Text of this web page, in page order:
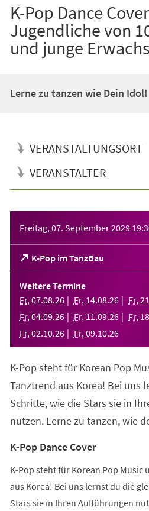
K-Pop Dance
Jugendliche von
und junge
Lerne zu tanzen wie Dein Idol!
VERANSTALTUNGSORT
VERANSTALTER
Freitag, 07. September 2029
K-Pop im TanzBau
(Öffnet
in
einem
neuen
Tab)
Weitere Termine
Fr, 07.08.26 Fr, 14.08.26 Fr, 21
Fr, 04.09.26 Fr, 11 .09.26 Fr, 18
Fr, 02.10.26 Fr, 09.10.26
K-Pop steht für Korean Pop
Tanztrend aus Korea! Bei uns
Schritte, wie die Stars sie in
nutzen. Lerne zu tanzen, wie
K-Pop Dance Cover
K-Pop steht für Korean Pop Music
aus Korea! Bei uns lernst du die
Stars sie in Ihren Aufführungen